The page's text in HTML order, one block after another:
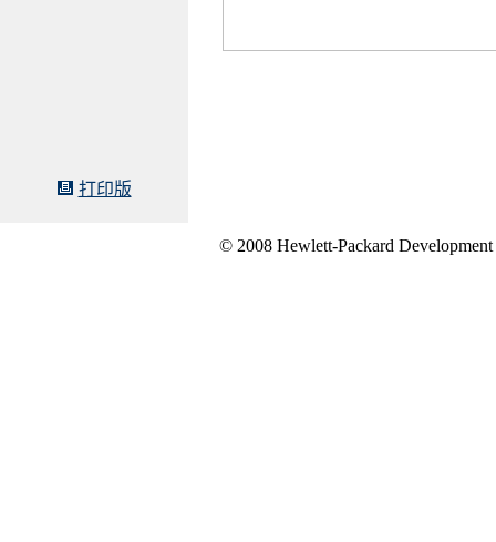
打印版
© 2008 Hewlett-Packard Development